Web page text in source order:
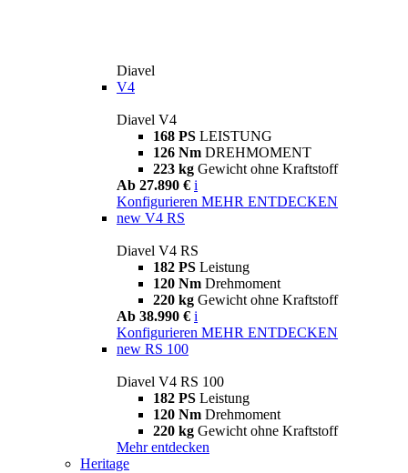
Diavel
V4
Diavel V4
168 PS LEISTUNG
126 Nm DREHMOMENT
223 kg Gewicht ohne Kraftstoff
Ab 27.890 € i
Konfigurieren MEHR ENTDECKEN
new V4 RS
Diavel V4 RS
182 PS Leistung
120 Nm Drehmoment
220 kg Gewicht ohne Kraftstoff
Ab 38.990 € i
Konfigurieren MEHR ENTDECKEN
new RS 100
Diavel V4 RS 100
182 PS Leistung
120 Nm Drehmoment
220 kg Gewicht ohne Kraftstoff
Mehr entdecken
Heritage